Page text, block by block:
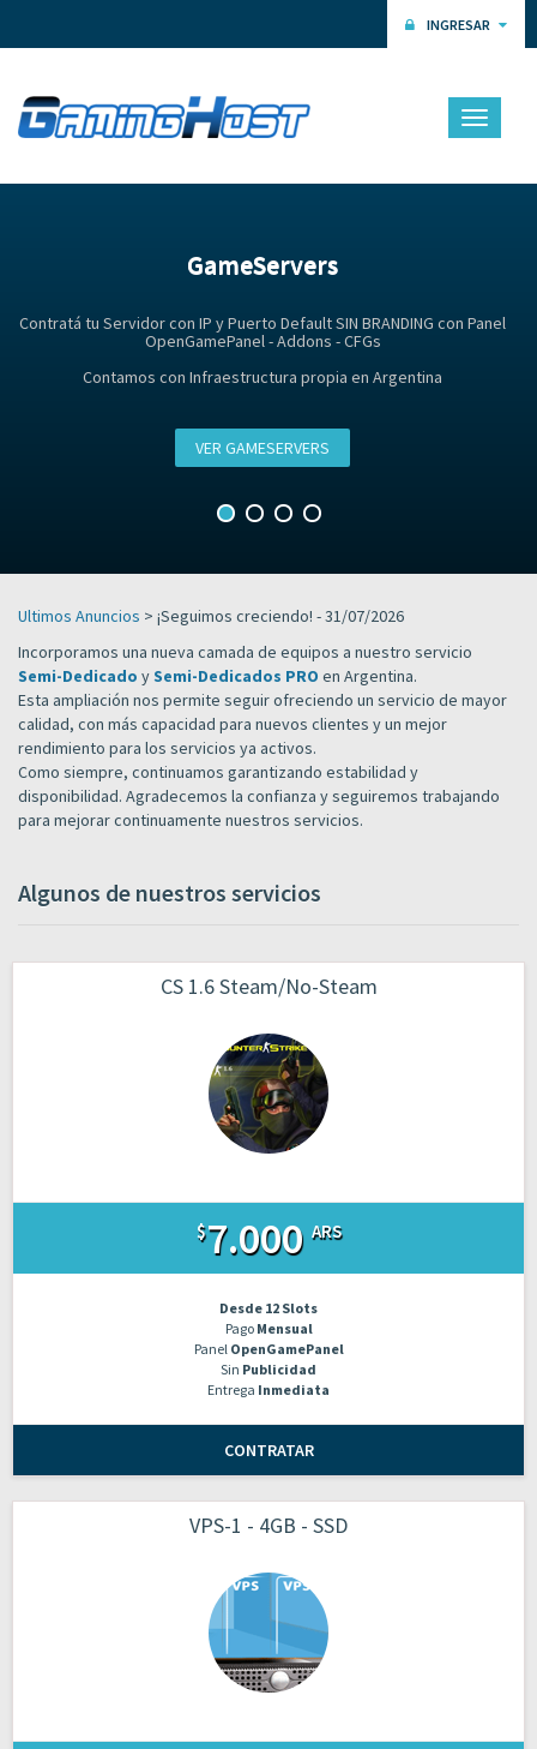
INGRESAR
Toggle
GameServers
Contratá tu Servidor con IP y Puerto Default SIN BRANDING con Panel
OpenGamePanel - Addons - CFGs
Contamos con Infraestructura propia en Argentina
VER GAMESERVERS
Ultimos Anuncios > ¡Seguimos creciendo! - 31/07/2026
Incorporamos una nueva camada de equipos a nuestro servicio
Semi-Dedicado ySemi-Dedicados PRO en Argentina.
Esta ampliación nos permite seguir ofreciendo un servicio de mayor
calidad, con más capacidad para nuevos clientes y un mejor
rendimiento para los servicios ya activos.
Como siempre, continuamos garantizando estabilidad y
disponibilidad. Agradecemos la confianza y seguiremos trabajando
para mejorar continuamente nuestros servicios.
Algunos de nuestros servicios
CS 1.6 Steam/No-Steam
$7.000 ARS
Desde 12 Slots
Pago Mensual
Panel OpenGamePanel
Sin Publicidad
Entrega Inmediata
CONTRATAR
VPS-1 - 4GB - SSD